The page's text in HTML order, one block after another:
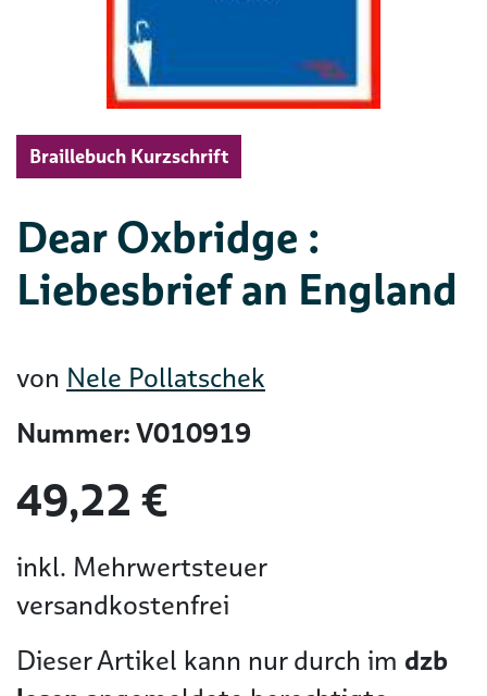
Braillebuch Kurzschrift
Dear Oxbridge :
Liebesbrief an England
von Nele Pollatschek
Nummer: V010919
49,22 €
inkl. Mehrwertsteuer
versandkostenfrei
Dieser Artikel kann nur durch im dzb